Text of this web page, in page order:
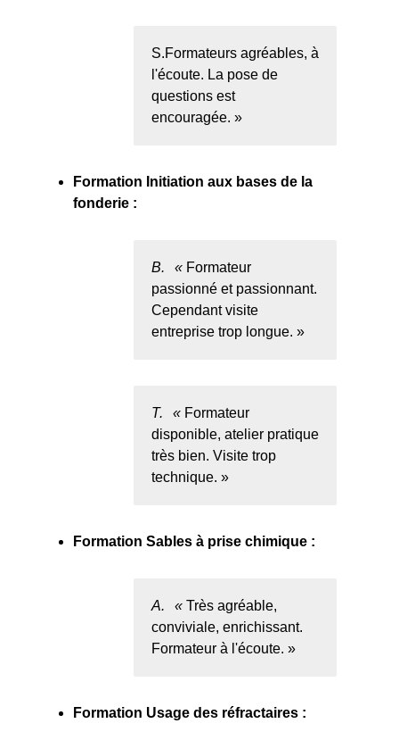
S.Formateurs agréables, à
l'écoute. La pose de
questions est
encouragée.
Formation Initiation aux bases de la
fonderie :
B.
Formateur
passionné et passionnant.
Cependant visite
entreprise trop longue.
T.
Formateur
disponible, atelier pratique
très bien. Visite trop
technique.
Formation Sables à prise chimique :
A.
Très agréable,
conviviale, enrichissant.
Formateur à l'écoute.
Formation Usage des réfractaires :